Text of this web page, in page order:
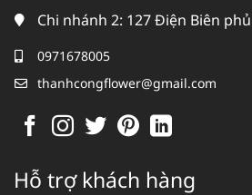
Chi nhánh 2: 127 Điện Biên
0971678005
thanhcongflower@gmail.com
Hỗ trợ khách hàng